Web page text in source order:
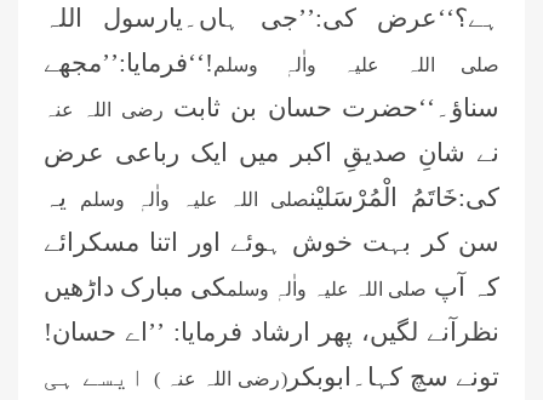
ہے؟‘‘عرض کی:’’جی ہاں۔یارسول اللہ
صلی اللہ علیہ واٰلہٖ وسلم !‘‘فرمایا:’’مجھے
سناؤ۔‘‘حضرت حسان بن ثابت رضی اللہ عنہ
نے شانِ صدیقِ اکبر میں ایک رباعی عرض
کی:خَاتَمُ الْمُرْسَلیْنصلی اللہ علیہ واٰلہٖ وسلم
یہ
سن کر بہت خوش ہوئے اور اتنا مسکرائے
کہ آپ صلی اللہ علیہ واٰلہٖ وسلمکی مبارک داڑھیں
نظرآنے لگیں، پھر ارشاد فرمایا: ’’اے حسان!
تونے سچ کہا۔ابوبکر(رضی اللہ عنہ )
ایسے ہی